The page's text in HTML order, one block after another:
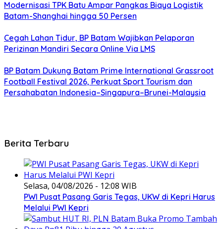
Modernisasi TPK Batu Ampar Pangkas Biaya Logistik
Batam-Shanghai hingga 50 Persen
Cegah Lahan Tidur, BP Batam Wajibkan Pelaporan
Perizinan Mandiri Secara Online Via LMS
BP Batam Dukung Batam Prime International Grassroot
Football Festival 2026, Perkuat Sport Tourism dan
Persahabatan Indonesia–Singapura–Brunei-Malaysia
Berita Terbaru
Selasa, 04/08/2026 - 12:08 WIB
PWI Pusat Pasang Garis Tegas, UKW di Kepri Harus
Melalui PWI Kepri